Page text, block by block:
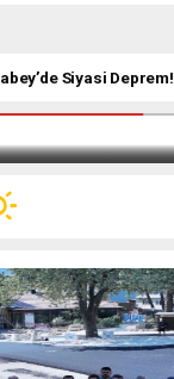
Siyasi Deprem!